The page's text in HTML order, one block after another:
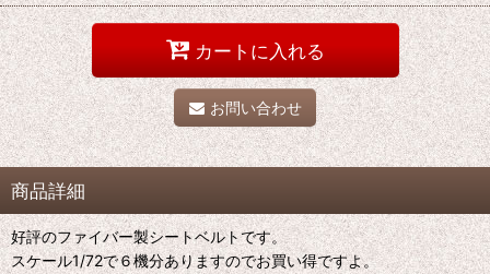
カートに入れる
お問い合わせ
商品詳細
好評のファイバー製シートベルトです。
スケール1/72で６機分ありますのでお買い得ですよ。